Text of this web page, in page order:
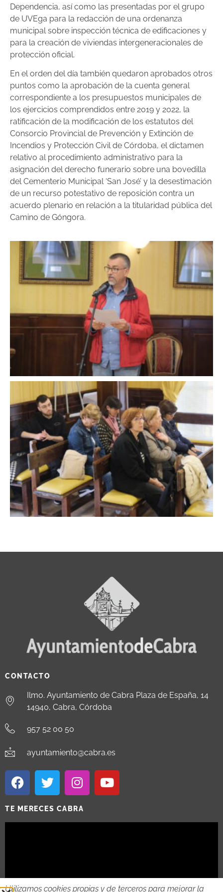
Dependencia, así como las presentadas por el grupo
de UVEga para la redacción de una ordenanza
municipal sobre inspección técnica de edificaciones y
para la creación de viviendas intergeneracionales de
protección oficial.
En el orden del día también quedaron aprobados otros
puntos como la aprobación de la cuenta general
correspondiente a los presupuestos municipales de
los ejercicios comprendidos entre 2019 y 2022, la
ratificación de la modificación de los estatutos del
Consorcio Provincial de Prevención y Extinción de
Incendios y Protección Civil de Córdoba, el dictamen
relativo al procedimiento administrativo para la
asignación del derecho funerario sobre una bovedilla
del Cementerio Municipal ‘San José’ y la desestimación
de un recurso potestativo de reposición contra un
acuerdo plenario en relación a la titularidad pública del
Camino de Góngora.
CONTACTO
Ilmo. Ayuntamiento de Cabra Plaza de España, 14
14940, Cabra, Córdoba
957 52 00 50
ayuntamiento@cabra.es
TE MERECES CABRA
Utilizamos cookies propias y de terceros para mejorar la